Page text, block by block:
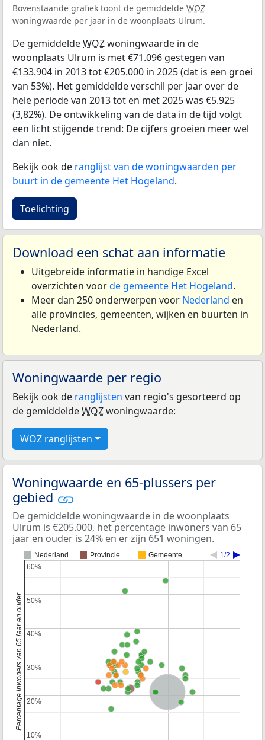
Bovenstaande grafiek toont de gemiddelde WOZ
woningwaarde per jaar in de woonplaats Ulrum.
De gemiddeldeWOZwoningwaarde in de
woonplaats Ulrum is met €71.096 gestegen van
€133.904 in 2013 tot €205.000 in 2025 (dat is een groei
van 53%). Het gemiddelde verschil per jaar over de
hele periode van 2013 tot en met 2025 was €5.925
(3,82%). De ontwikkeling van de data in de tijd volgt
een licht stijgende trend: De cijfers groeien meer wel
dan niet.
Bekijk ook de ranglijst van de woningwaarden per
buurt in de gemeente Het Hogeland.
Toelichting
Download een schat aan informatie
Uitgebreide informatie in handige Excel
overzichten voorde gemeente Het Hogeland.
Meer dan 250 onderwerpen voor Nederland en
alle provincies, gemeenten, wijken en buurten in
Nederland.
Woningwaarde per regio
Bekijk ook de ranglijsten van regio's gesorteerd op
de gemiddeldeWOZwoningwaarde:
WOZ ranglijsten
Woningwaarde en 65-plussers per
gebied
De gemiddelde woningwaarde in de woonplaats
Ulrum is €205.000, het percentage inwoners van 65
jaar en ouder is 24% en er zijn 651 woningen.
Nederland Provincie… Gemeente… 1/2
Nederland
10%
10%
20%
20%
30%
30%
40%
40%
50%
50%
60%
60%
Percentage inwoners van 65 jaar en ouder